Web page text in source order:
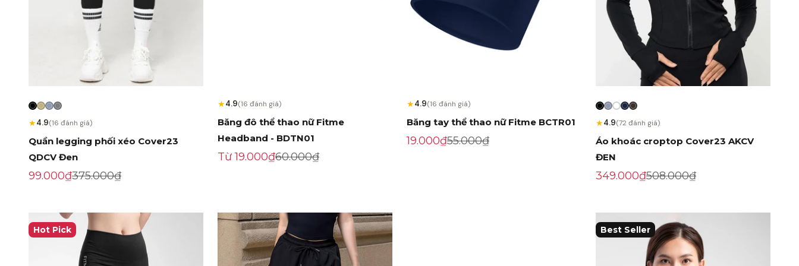
★4.9(16 đánh giá)
Quần legging phối xéo Cover23
QDCV Đen
Giá khuyến mãi
99.000₫Giá gốc
375.000₫
★4.9(16 đánh giá)
Băng đô thể thao nữ Fitme
Headband - BDTN01
Giá khuyến mãi
Từ 19.000₫Giá gốc
60.000₫
★4.9(16 đánh giá)
Băng tay thể thao nữ Fitme BCTR01
Giá khuyến mãi
19.000₫Giá gốc
55.000₫
★4.9(72 đánh giá)
Áo khoác croptop Cover23 AKCV
ĐEN
Giá khuyến mãi
349.000₫Giá gốc
508.000₫
Hot Pick Best Seller